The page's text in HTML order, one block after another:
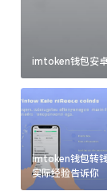
imtoken钱包安
imtoken钱包转钱
实际经验告诉你